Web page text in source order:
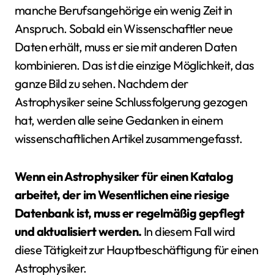
manche Berufsangehörige ein wenig Zeit in
Anspruch. Sobald ein Wissenschaftler neue
Daten erhält, muss er sie mit anderen Daten
kombinieren. Das ist die einzige Möglichkeit, das
ganze Bild zu sehen. Nachdem der
Astrophysiker seine Schlussfolgerung gezogen
hat, werden alle seine Gedanken in einem
wissenschaftlichen Artikel zusammengefasst.
Wenn ein Astrophysiker für einen Katalog
arbeitet, der im Wesentlichen eine riesige
Datenbank ist, muss er regelmäßig gepflegt
und aktualisiert werden. In diesem Fall wird
diese Tätigkeit zur Hauptbeschäftigung für einen
Astrophysiker.